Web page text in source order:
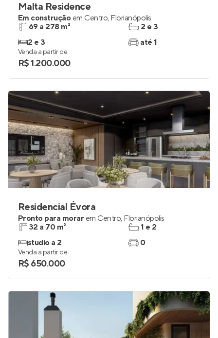
Malta Residence
Em construção em Centro, Florianópolis
69 a 278 m²
2 e 3
2 e 3
até 1
Venda a partir de
R$ 1.200.000
Residencial Évora
Pronto para morar em Centro, Florianópolis
32 a 70 m²
studio a 2
1 e 2
0
Venda a partir de
R$ 650.000